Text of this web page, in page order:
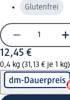
Glutenfrei
12,45 €
0,4 kg (31,13 € je 1 kg)